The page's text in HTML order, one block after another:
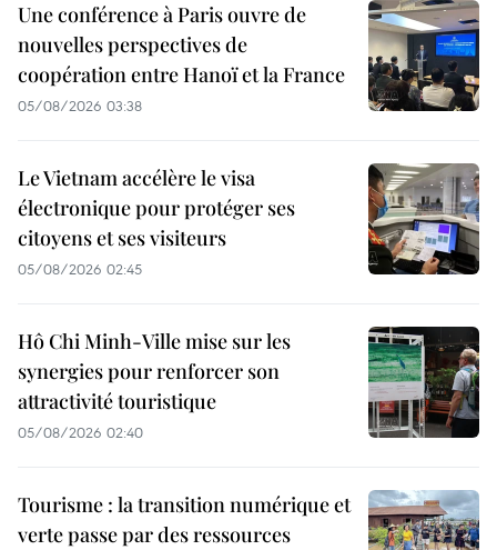
Une conférence à Paris ouvre de
nouvelles perspectives de
coopération entre Hanoï et la France
05/08/2026 03:38
Le Vietnam accélère le visa
électronique pour protéger ses
citoyens et ses visiteurs
05/08/2026 02:45
Hô Chi Minh-Ville mise sur les
synergies pour renforcer son
attractivité touristique
05/08/2026 02:40
Tourisme : la transition numérique et
verte passe par des ressources